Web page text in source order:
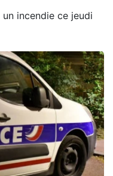
incendie ce jeudi